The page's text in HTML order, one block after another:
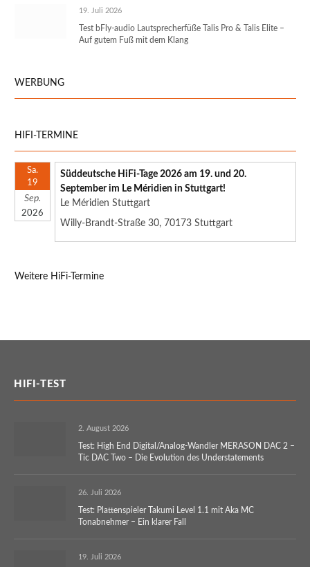
19. Juli 2026
Test bFly-audio Lautsprecherfüße Talis Pro & Talis Elite –
Auf gutem Fuß mit dem Klang
WERBUNG
HIFI-TERMINE
Sa.
19
Sep.
2026
Süddeutsche HiFi-Tage 2026 am 19. und 20.
September im Le Méridien in Stuttgart!
Le Méridien Stuttgart
Willy-Brandt-Straße 30, 70173 Stuttgart
Weitere HiFi-Termine
HIFI-TEST
2. August 2026
Test: High End Digital/Analog-Wandler MERASON DAC 2 –
Tic DAC Two – Die Evolution des Understatements
26. Juli 2026
Test: Plattenspieler Takumi Level 1.1 mit Aka MC
Tonabnehmer – Ein klarer Fall
19. Juli 2026